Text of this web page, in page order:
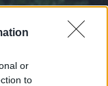
or
to